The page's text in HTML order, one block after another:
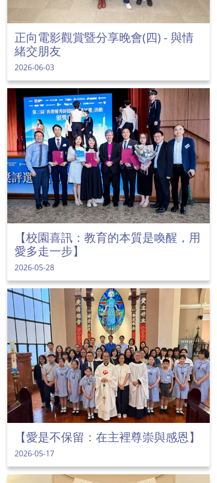
正向電影觀賞暨分享晚會(四) - 與情
緒交朋友
2026-06-03
【校園喜訊：教育的本質是喚醒，用
愛多走一步】
2026-05-28
【愛是不保留：在主裡尊崇與感恩】
2026-05-17